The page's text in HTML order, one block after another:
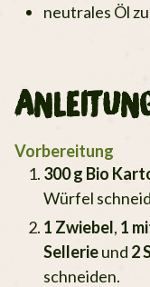
neutrales Öl
Vorbereitung
300 g Bio
Würfel
1 Zwiebel, 1
Sellerieund 2
schneiden.